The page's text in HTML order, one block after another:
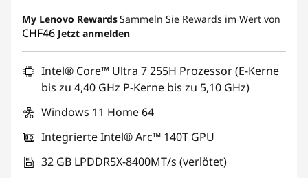
eCoupon-Rabatt :-CHF 719.70
eCoupon :SALES
My Lenovo RewardsSammeln Sie Rewards im Wert von
CHF46 Jetzt anmelden
Intel® Core™ Ultra 7 255H Prozessor (E-Kerne
bis zu 4,40 GHz P-Kerne bis zu 5,10 GHz)
Windows 11 Home 64
Integrierte Intel® Arc™ 140T GPU
32 GB LPDDR5X-8400MT/s (verlötet)